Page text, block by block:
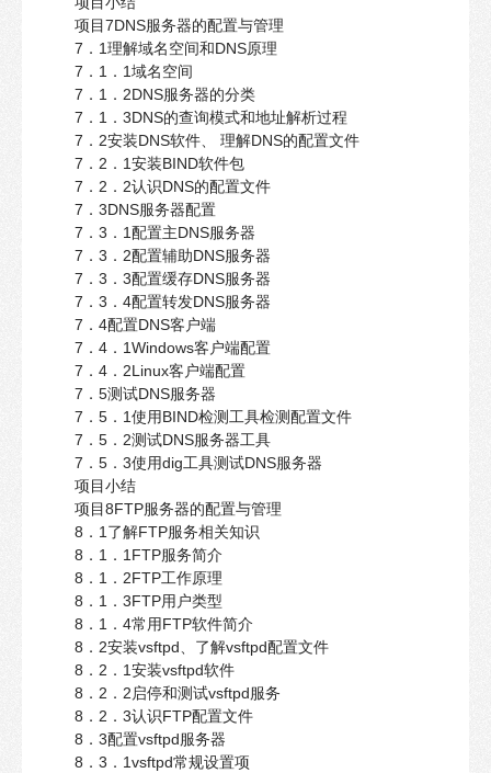
项目7DNS服务器的配置与管理
7．1理解域名空间和DNS原理
7．1．1域名空间
7．1．2DNS服务器的分类
7．1．3DNS的查询模式和地址解析过程
7．2安装DNS软件、 理解DNS的配置文件
7．2．1安装BIND软件包
7．2．2认识DNS的配置文件
7．3DNS服务器配置
7．3．1配置主DNS服务器
7．3．2配置辅助DNS服务器
7．3．3配置缓存DNS服务器
7．3．4配置转发DNS服务器
7．4配置DNS客户端
7．4．1Windows客户端配置
7．4．2Linux客户端配置
7．5测试DNS服务器
7．5．1使用BIND检测工具检测配置文件
7．5．2测试DNS服务器工具
7．5．3使用dig工具测试DNS服务器
项目小结
项目8FTP服务器的配置与管理
8．1了解FTP服务相关知识
8．1．1FTP服务简介
8．1．2FTP工作原理
8．1．3FTP用户类型
8．1．4常用FTP软件简介
8．2安装vsftpd、了解vsftpd配置文件
8．2．1安装vsftpd软件
8．2．2启停和测试vsftpd服务
8．2．3认识FTP配置文件
8．3配置vsftpd服务器
8．3．1vsftpd常规设置项